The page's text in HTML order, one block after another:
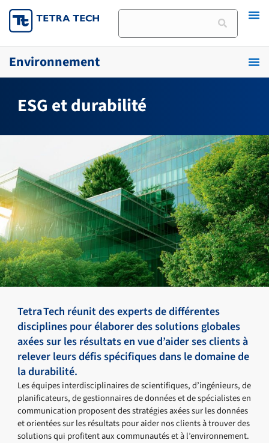
Skip
to
Rechercher
Environnement
ESG et durabilité
Tetra Tech réunit des experts de différentes
disciplines pour élaborer des solutions globales
axées sur les résultats en vue d’aider ses clients à
relever leurs défis spécifiques dans le domaine de
la durabilité.
Les équipes interdisciplinaires de scientifiques, d’ingénieurs, de
planificateurs, de gestionnaires de données et de spécialistes en
communication proposent des stratégies axées sur les données
et orientées sur les résultats pour aider nos clients à trouver des
solutions qui profitent aux communautés et à l’environnement.